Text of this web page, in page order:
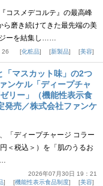
コスメデコルテ』の最高峰
ら磨き続けてきた最先端の美
ジーを結集し……
26 化粧品 新製品 美容
「マスカット味」の2つ
ンケル「ディープチャ
リー」（機能性表示食
発売／株式会社ファンケ
「ディープチャージ コラー
＜税込＞）を「肌のうるお
2026年07月30日 19：21
機能性表示食品制度 美容